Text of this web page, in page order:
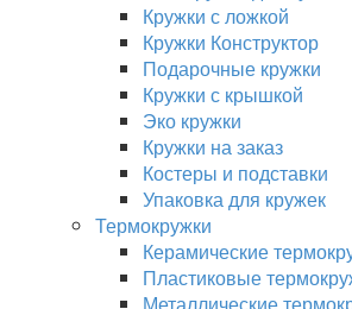
Кружки с ложкой
Кружки Конструктор
Подарочные кружки
Кружки с крышкой
Эко кружки
Кружки на заказ
Костеры и подставки
Упаковка для кружек
Термокружки
Керамические
Пластиковые